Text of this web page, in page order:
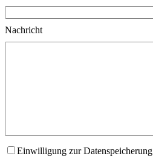
Nachricht
Einwilligung zur